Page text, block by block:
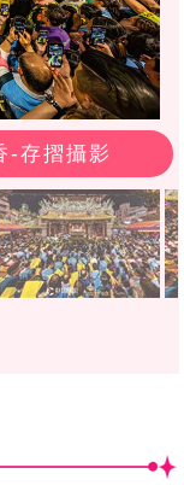
-存摺攝影